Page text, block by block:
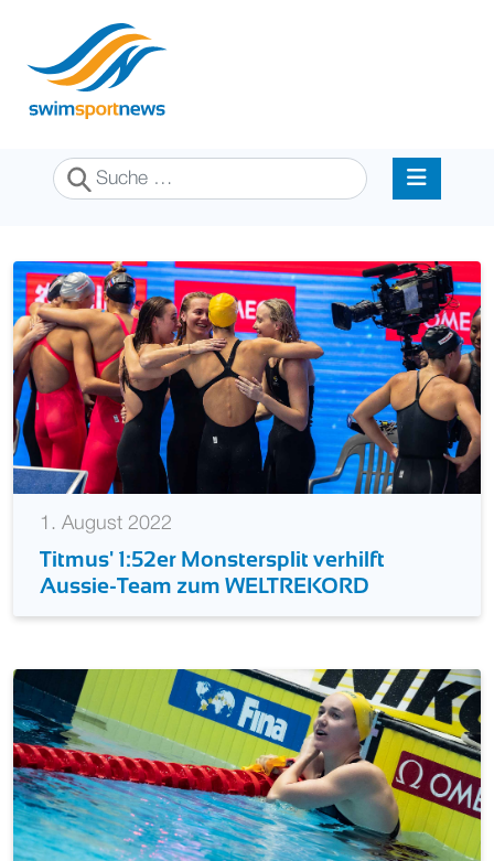
Suchen
1. August 2022
Titmus' 1:52er Monstersplit verhilft
Aussie-Team zum WELTREKORD